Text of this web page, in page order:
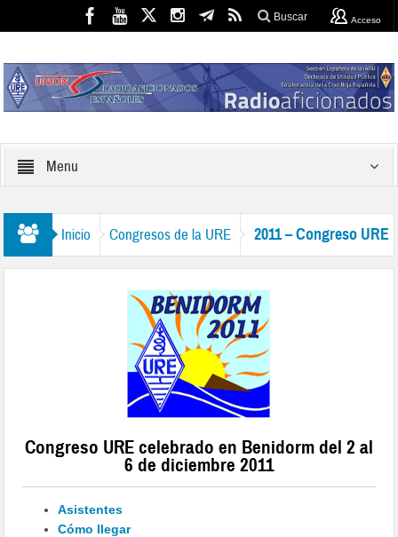
Buscar Acceso
Menu
Inicio Congresos de la URE 2011 – Congreso URE
Congreso URE celebrado en Benidorm del 2 al
6 de diciembre 2011
Asistentes
Cómo llegar